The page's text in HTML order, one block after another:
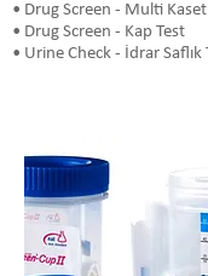
• Drug Screen - Multi
• Drug Screen - Kap Test
• Urine Check - İdrar Saflık